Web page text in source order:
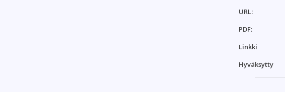
URL:
PDF:
Linkki
Hyväksytty